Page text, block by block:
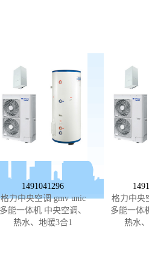
1491041296
格力中央空调 gmv unic
多能一体机 中央空调、
热水、地暖3合1
格力中央
多能一体
热水